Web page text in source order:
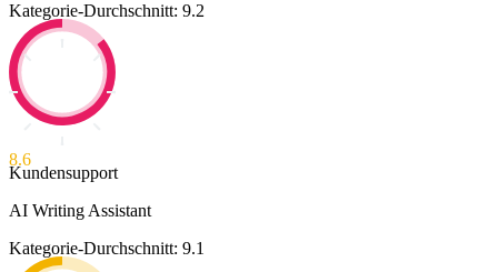
Kategorie-Durchschnitt: 9.2
8.6
Kundensupport
AI Writing Assistant
Kategorie-Durchschnitt: 9.1